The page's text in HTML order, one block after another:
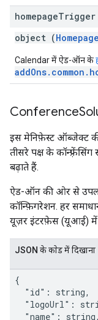
homepageTrigger
object (
Calendar में ऐड-ऑन के
Conference
इस मेनिफ़ेस्ट ऑब्जेक्ट
तीसरे पक्ष के
बढ़ाते हैं.
ऐड-ऑन की ओर से
कॉन्फ़िगरेशन. हर
यूज़र इंटरफ़ेस (यूआई) में
JSON के काेड में दिखाना
{
  "id": string,
"logoUrl":
  "name": string,